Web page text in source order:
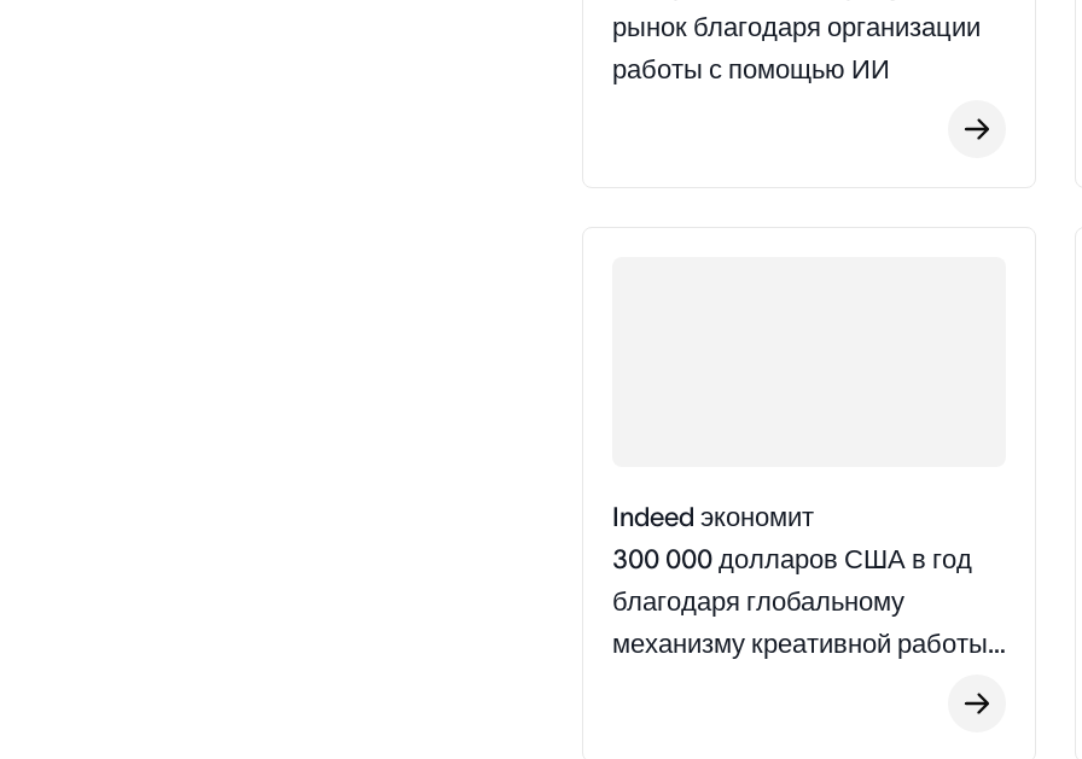
рынок благодаря организации
работы с помощью ИИ
Indeed экономит
300 000 долларов США в год
благодаря глобальному
механизму креативной работы